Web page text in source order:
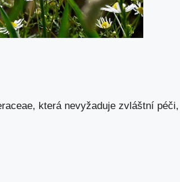
která nevyžaduje zvláštní